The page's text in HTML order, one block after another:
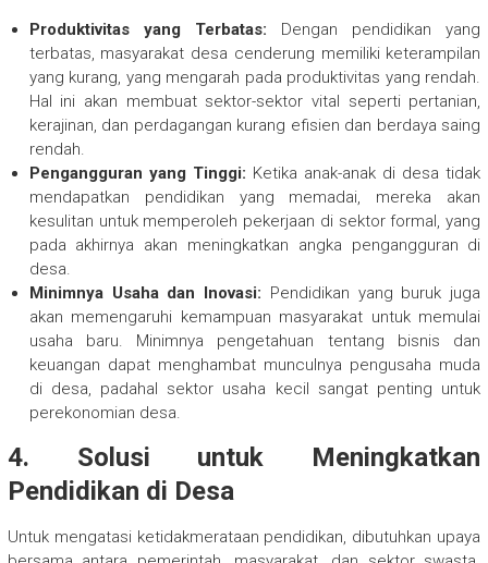
Produktivitas yang Terbatas: Dengan pendidikan yang
terbatas, masyarakat desa cenderung memiliki keterampilan
yang kurang, yang mengarah pada produktivitas yang rendah.
Hal ini akan membuat sektor-sektor vital seperti pertanian,
kerajinan, dan perdagangan kurang efisien dan berdaya saing
rendah.
Pengangguran yang Tinggi: Ketika anak-anak di desa tidak
mendapatkan pendidikan yang memadai, mereka akan
kesulitan untuk memperoleh pekerjaan di sektor formal, yang
pada akhirnya akan meningkatkan angka pengangguran di
desa.
Minimnya Usaha dan Inovasi: Pendidikan yang buruk juga
akan memengaruhi kemampuan masyarakat untuk memulai
usaha baru. Minimnya pengetahuan tentang bisnis dan
keuangan dapat menghambat munculnya pengusaha muda
di desa, padahal sektor usaha kecil sangat penting untuk
perekonomian desa.
4. Solusi untuk Meningkatkan
Pendidikan di Desa
Untuk mengatasi ketidakmerataan pendidikan, dibutuhkan upaya